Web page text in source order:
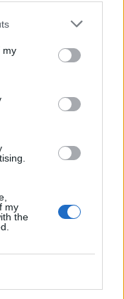
my
my
the
dzīvnieku